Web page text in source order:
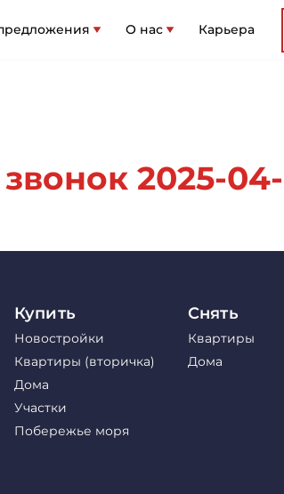
О нас Карьера
2025-04-
Купить
Новостройки
Квартиры (вторичка)
Дома
Участки
Побережье моря
Снять
Квартиры
Дома